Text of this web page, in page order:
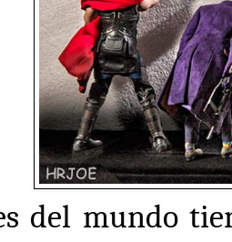
del mundo